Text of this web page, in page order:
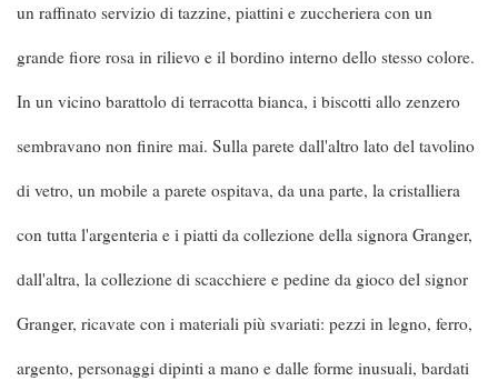
un raffinato servizio di tazzine, piattini e zuccheriera con un
grande fiore rosa in rilievo e il bordino interno dello stesso colore.
In un vicino barattolo di terracotta bianca, i biscotti allo zenzero
sembravano non finire mai. Sulla parete dall'altro lato del tavolino
di vetro, un mobile a parete ospitava, da una parte, la cristalliera
con tutta l'argenteria e i piatti da collezione della signora Granger,
dall'altra, la collezione di scacchiere e pedine da gioco del signor
Granger, ricavate con i materiali più svariati: pezzi in legno, ferro,
argento, personaggi dipinti a mano e dalle forme inusuali, bardati